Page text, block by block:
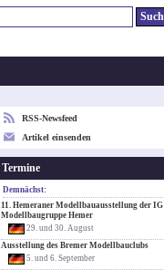
RSS-Newsfeed
Artikel einsenden
Termine
Demnächst:
11. Hemeraner Modellbauausstellung der IG
Modellbaugruppe Hemer
29. und 30. August
Ausstellung des Bremer Modellbauclubs
5. und 6. September